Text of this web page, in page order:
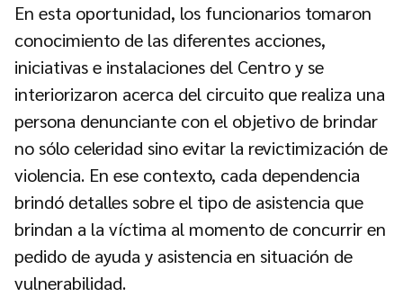
En esta oportunidad, los funcionarios tomaron
conocimiento de las diferentes acciones,
iniciativas e instalaciones del Centro y se
interiorizaron acerca del circuito que realiza una
persona denunciante con el objetivo de brindar
no sólo celeridad sino evitar la revictimización de
violencia. En ese contexto, cada dependencia
brindó detalles sobre el tipo de asistencia que
brindan a la víctima al momento de concurrir en
pedido de ayuda y asistencia en situación de
vulnerabilidad.